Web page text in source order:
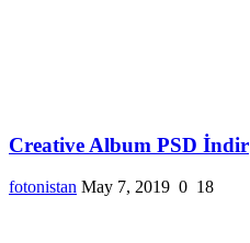
Creative Album PSD İndir
fotonistan May 7, 2019 0 18